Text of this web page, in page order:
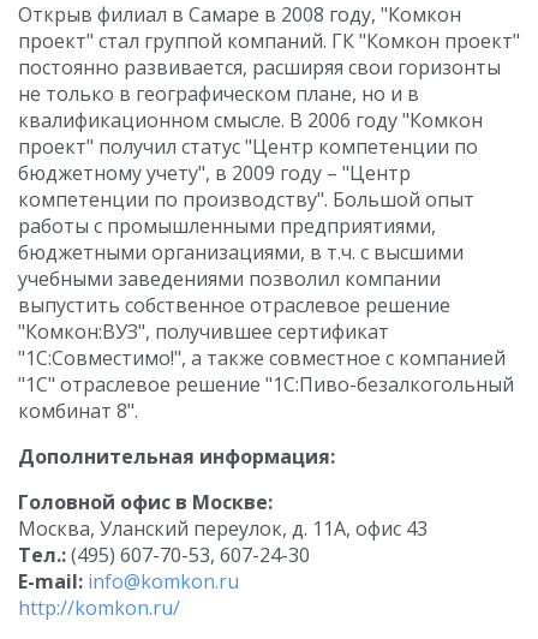
Открыв филиал в Самаре в 2008 году, "Комкон
проект" стал группой компаний. ГК "Комкон проект"
постоянно развивается, расширяя свои горизонты
не только в географическом плане, но и в
квалификационном смысле. В 2006 году "Комкон
проект" получил статус "Центр компетенции по
бюджетному учету", в 2009 году – "Центр
компетенции по производству". Большой опыт
работы с промышленными предприятиями,
бюджетными организациями, в т.ч. с высшими
учебными заведениями позволил компании
выпустить собственное отраслевое решение
"Комкон:ВУЗ", получившее сертификат
"1С:Совместимо!", а также совместное с компанией
"1С" отраслевое решение "1С:Пиво-безалкогольный
комбинат 8".
Дополнительная информация:
Головной офис в Москве:
Москва, Уланский переулок, д. 11А, офис 43
Тел.:(495) 607-70-53, 607-24-30
E-mail: info@komkon.ru
http://komkon.ru/